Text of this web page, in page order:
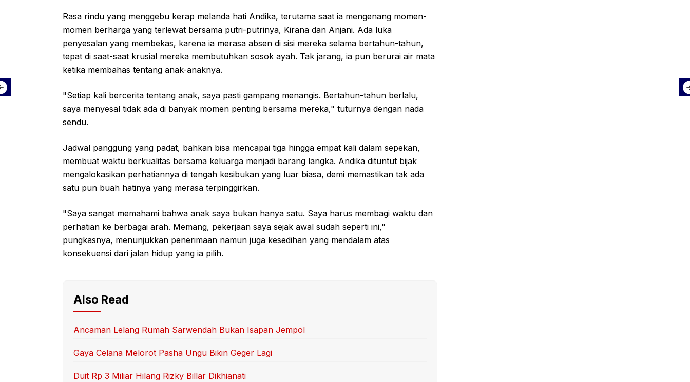
Rasa rindu yang menggebu kerap melanda hati Andika, terutama saat ia mengenang momen-
momen berharga yang terlewat bersama putri-putrinya, Kirana dan Anjani. Ada luka
penyesalan yang membekas, karena ia merasa absen di sisi mereka selama bertahun-tahun,
tepat di saat-saat krusial mereka membutuhkan sosok ayah. Tak jarang, ia pun berurai air mata
ketika membahas tentang anak-anaknya.
"Setiap kali bercerita tentang anak, saya pasti gampang menangis. Bertahun-tahun berlalu,
saya menyesal tidak ada di banyak momen penting bersama mereka," tuturnya dengan nada
sendu.
Jadwal panggung yang padat, bahkan bisa mencapai tiga hingga empat kali dalam sepekan,
membuat waktu berkualitas bersama keluarga menjadi barang langka. Andika dituntut bijak
mengalokasikan perhatiannya di tengah kesibukan yang luar biasa, demi memastikan tak ada
satu pun buah hatinya yang merasa terpinggirkan.
"Saya sangat memahami bahwa anak saya bukan hanya satu. Saya harus membagi waktu dan
perhatian ke berbagai arah. Memang, pekerjaan saya sejak awal sudah seperti ini,"
pungkasnya, menunjukkan penerimaan namun juga kesedihan yang mendalam atas
konsekuensi dari jalan hidup yang ia pilih.
Also Read
Ancaman Lelang Rumah Sarwendah Bukan Isapan Jempol
Gaya Celana Melorot Pasha Ungu Bikin Geger Lagi
Duit Rp 3 Miliar Hilang Rizky Billar Dikhianati